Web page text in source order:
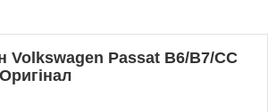
Volkswagen Passat B6/B7/CC